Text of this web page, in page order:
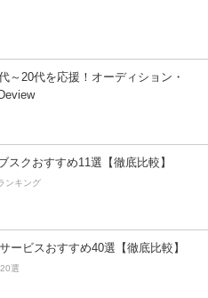
～20代を応援！オーディション・
スクおすすめ11選【徹底比較】
ンキング
ービスおすすめ40選【徹底比較】
選